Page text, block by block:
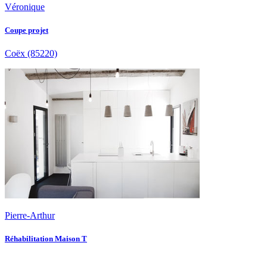
Véronique
Coupe projet
Coëx (85220)
Pierre-Arthur
Réhabilitation Maison T